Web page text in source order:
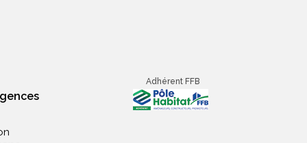
Adhérent FFB